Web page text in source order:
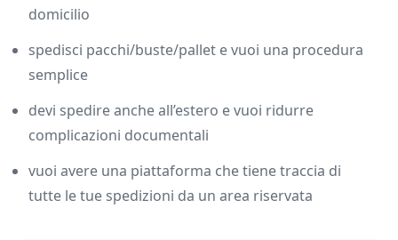
domicilio
spedisci pacchi/buste/pallet e vuoi una procedura
semplice
devi spedire anche all’estero e vuoi ridurre
complicazioni documentali
vuoi avere una piattaforma che tiene traccia di
tutte le tue spedizioni da un area riservata